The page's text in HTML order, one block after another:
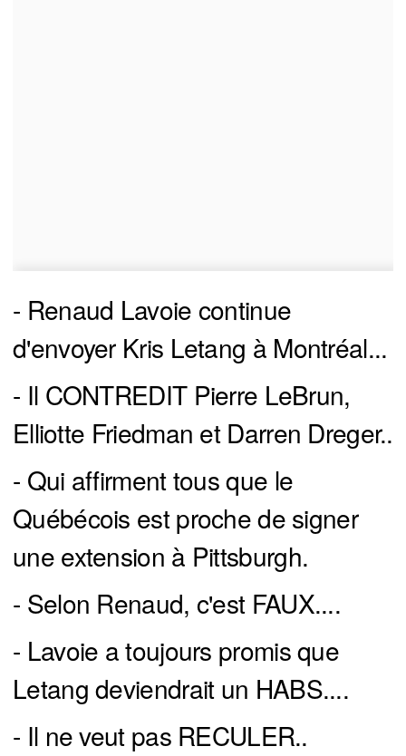
- Renaud Lavoie continue
d'envoyer Kris Letang à Montréal...
- Il CONTREDIT Pierre LeBrun,
Elliotte Friedman et Darren Dreger..
- Qui affirment tous que le
Québécois est proche de signer
une extension à Pittsburgh.
- Selon Renaud, c'est FAUX....
- Lavoie a toujours promis que
Letang deviendrait un HABS....
- Il ne veut pas RECULER..